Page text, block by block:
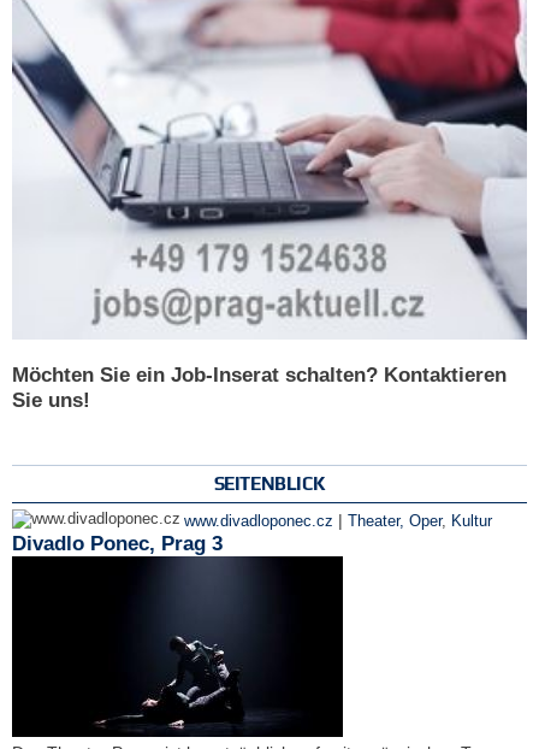
Möchten Sie ein Job-Inserat schalten? Kontaktieren
Sie uns!
SEITENBLICK
www.divadloponec.cz | Theater, Oper, Kultur
Divadlo Ponec, Prag 3